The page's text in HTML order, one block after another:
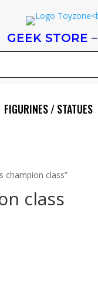
GEEK STORE –
FIGURINES / STATUES
champion class”
class